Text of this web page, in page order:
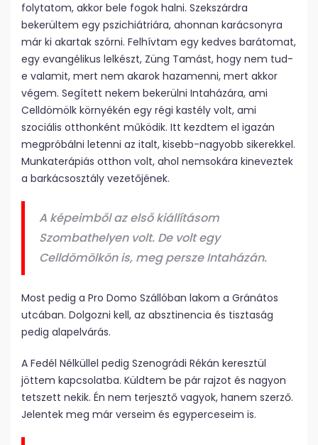
folytatom, akkor bele fogok halni. Szekszárdra
bekerültem egy pszichiátriára, ahonnan karácsonyra
már ki akartak szórni. Felhívtam egy kedves barátomat,
egy evangélikus lelkészt, Züng Tamást, hogy nem tud-
e valamit, mert nem akarok hazamenni, mert akkor
végem. Segített nekem bekerülni Intaházára, ami
Celldömölk környékén egy régi kastély volt, ami
szociális otthonként működik. Itt kezdtem el igazán
megpróbálni letenni az italt, kisebb-nagyobb sikerekkel.
Munkaterápiás otthon volt, ahol nemsokára kineveztek
a barkácsosztály vezetőjének.
A képeimből az első kiállításom
Szombathelyen volt. De volt egy
Celldömölkön is, meg persze Intaházán.
Most pedig a Pro Domo Szállóban lakom a Gránátos
utcában. Dolgozni kell, az absztinencia és tisztaság
pedig alapelvárás.
A Fedél Nélküllel pedig Szenográdi Rékán keresztül
jöttem kapcsolatba. Küldtem be pár rajzot és nagyon
tetszett nekik. Én nem terjesztő vagyok, hanem szerző.
Jelentek meg már verseim és egyperceseim is.